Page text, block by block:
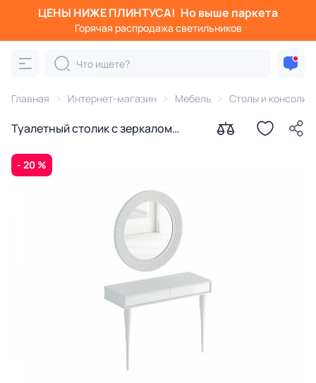
ЦЕНЫ НИЖЕ ПЛИНТУСА! Но выше паркета
Горячая распродажа светильников
Главная Интернет-магазин Мебель Столы и консоли
Туалетный столик с зеркалом
BD-1754228
- 20 %